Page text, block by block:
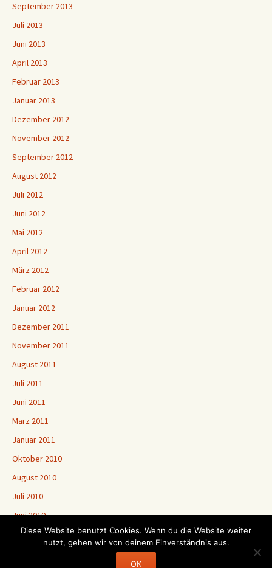
September 2013
Juli 2013
Juni 2013
April 2013
Februar 2013
Januar 2013
Dezember 2012
November 2012
September 2012
August 2012
Juli 2012
Juni 2012
Mai 2012
April 2012
März 2012
Februar 2012
Januar 2012
Dezember 2011
November 2011
August 2011
Juli 2011
Juni 2011
März 2011
Januar 2011
Oktober 2010
August 2010
Juli 2010
Juni 2010
Stolz präsentiert von WordPress
Diese Website benutzt Cookies. Wenn du die Website weiter
nutzt, gehen wir von deinem Einverständnis aus.
OK